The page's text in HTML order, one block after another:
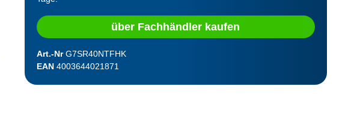
über Fachhändler kaufen
Art.-NrG7SR40NTFHK
EAN 4003644021871